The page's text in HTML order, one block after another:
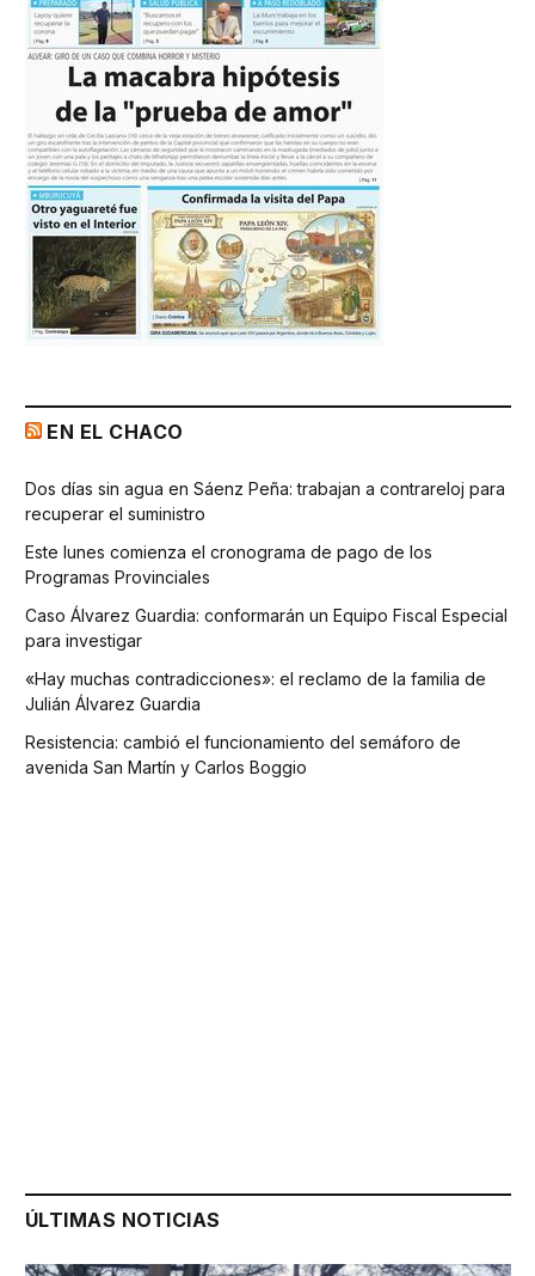
EN EL CHACO
Dos días sin agua en Sáenz Peña: trabajan a contrareloj para
recuperar el suministro
Este lunes comienza el cronograma de pago de los
Programas Provinciales
Caso Álvarez Guardia: conformarán un Equipo Fiscal Especial
para investigar
«Hay muchas contradicciones»: el reclamo de la familia de
Julián Álvarez Guardia
Resistencia: cambió el funcionamiento del semáforo de
avenida San Martín y Carlos Boggio
ÚLTIMAS NOTICIAS